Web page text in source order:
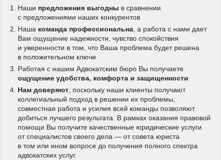
Наши предложения выгодны в сравнении
с предложениями наших конкурентов
Наша команда профессиональна , а работа с нами дает
Вам ощущение надежности, чувство спокойствия
и уверенности в том, что Ваша проблема будет решена
в положительном ключе
Работая с нашим Адвокатским бюро Вы получаете
ощущение удобства, комфорта и защищенности
Нам доверяют , поскольку наши клиенты получают
коллегиальный подход в решении их проблемы,
совместная работа и усилия всей команды позволяют
добиться лучшего результата. В рамках оказания правовой
помощи Вы получите качественные юридические услуги
от специалистов своего дела — от совета юриста
в том или ином вопросе до получения полного спектра
адвокатских услуг.